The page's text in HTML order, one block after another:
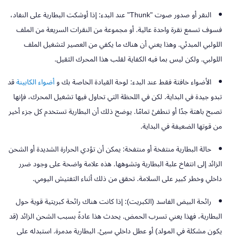
النقر أو صدور صوت "Thunk" عند البدء:
إذا أوشكت البطارية على النفاد،
فسوف تسمع نقرة واحدة عالية. أو مجموعة من النقرات السريعة من الملف
اللولبي المبدئي. وهذا يعني أن هناك ما يكفي من العصير لتشغيل الملف
اللولبي. ولكن ليس بما فيه الكفاية لقلب هذا المحرك الثقيل.
الأضواء خافتة فقط عند البدء: لوحة القيادة الخاصة بك وأضواء الكابينةقد
تبدو جيدة في البداية. لكن في اللحظة التي تحاول فيها تشغيل المحرك، فإنها
تصبح باهتة جدًا أو تنطفئ تمامًا. يوضح ذلك أن البطارية تستخدم كل جزء أخير
من قوتها الضعيفة في البداية.
حالة البطارية منتفخة أو منتفخة:يمكن أن تؤدي الحرارة الشديدة أو الشحن
الزائد إلى انتفاخ علبة البطارية وتشوهها. هذه علامة واضحة على وجود ضرر
داخلي وخطر كبير على السلامة. تحقق من ذلك أثناء التفتيش اليومي.
رائحة البيض الفاسد (الكبريت):إذا كانت هناك رائحة كبريتية قوية حول
البطارية، فهذا يعني تسرب الحمض. يحدث هذا عادةً بسبب الشحن الزائد (قد
يكون مشكلة في المولد) أو عطل داخلي سيئ. البطارية مدمرة. استبدله على